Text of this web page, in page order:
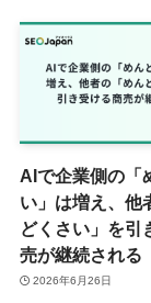
AIで企業側の「
い」は増え、他
どくさい」を引
売が継続される
2026年6月26日